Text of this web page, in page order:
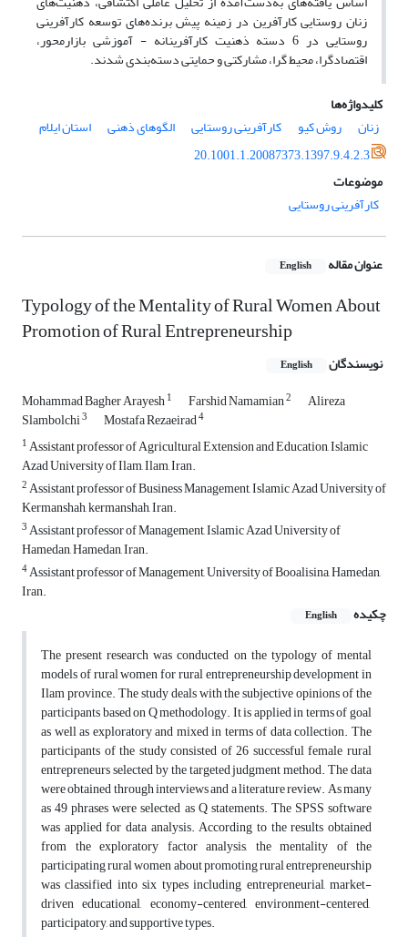
زنان روستایی کارآفرین در زمینه پیش برنده‌های توسعه کارآفرینی
روستایی در 6 دسته ذهنیت کارآفرینانه - آموزشی بازارمحور،
اقتصادگرا، محیط گرا، مشارکتی و حمایتی دسته‌بندی شدند.
کلیدواژه‌ها
زنان
روش کیو کارآفرینی روستایی الگوهای ذهنی
استان ایلام
20.1001.1.20087373.1397.9.4.2.3
موضوعات
کارآفرینی روستایی
عنوان مقاله English
Typology of the Mentality of Rural Women About
Promotion of Rural Entrepreneurship
نویسندگان English
Mohammad Bagher Arayesh1 Farshid Namamian2 Alireza
Slambolchi3 Mostafa Rezaeirad4
1Assistant professor of Agricultural Extension and Education, Islamic
Azad University of Ilam, Ilam, Iran.
2Assistant professor of Business Management, Islamic Azad University of
Kermanshah, kermanshah, Iran.
3Assistant professor of Management, Islamic Azad University of
Hamedan, Hamedan, Iran.
4Assistant professor of Management, University of Booalisina, Hamedan,
Iran.
چکیده
English
The present research was conducted on the typology of mental
models of rural women for rural entrepreneurship development in
Ilam province. The study deals with the subjective opinions of the
participants based on Q methodology. It is applied in terms of goal
as well as exploratory and mixed in terms of data collection. The
participants of the study consisted of 26 successful female rural
entrepreneurs selected by the targeted judgment method. The data
were obtained through interviews and a literature review. As many
as 49 phrases were selected as Q statements. The SPSS software
was applied for data analysis. According to the results obtained
from the exploratory factor analysis, the mentality of the
participating rural women about promoting rural entrepreneurship
was classified into six types including entrepreneurial, market-
driven educational, economy-centered, environment-centered,
participatory, and supportive types.